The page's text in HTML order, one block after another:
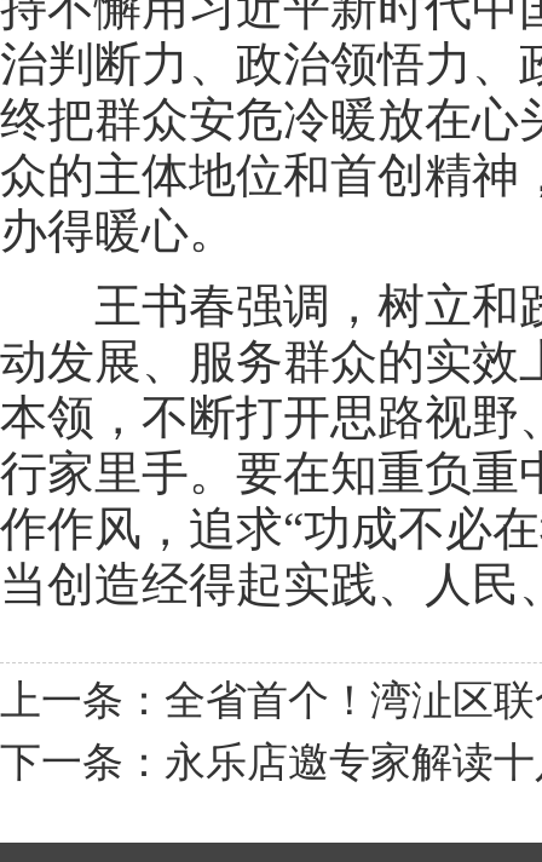
治判断力、政治领悟力、
终把群众安危冷暖放在心
众的主体地位和首创精神
办得暖心。
王书春强调，树立和
动发展、服务群众的实效
本领，不断打开思路视野
行家里手。要在知重负重
作作风，追求“功成不必
当创造经得起实践、人民
上一条：全省首个！湾沚区
下一条：永乐店邀专家解读